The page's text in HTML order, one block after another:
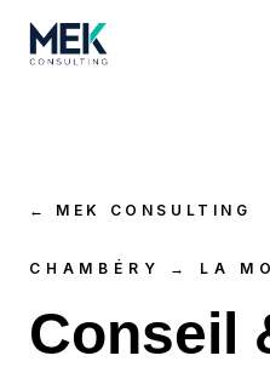
← MEK CONSULTING
CHAMBÉRY → LA
Conseil